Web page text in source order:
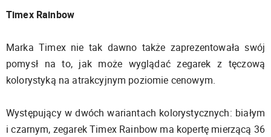
Timex Rainbow
Marka Timex nie tak dawno także zaprezentowała swój
pomysł na to, jak może wyglądać zegarek z tęczową
kolorystyką na atrakcyjnym poziomie cenowym.
Występujący w dwóch wariantach kolorystycznych: białym
i czarnym, zegarek Timex Rainbow ma kopertę mierzącą 36